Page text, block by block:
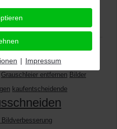
|Bewertung abgeben
Grauschleier entfernen Bilder
kaufentscheidende
| Impressum